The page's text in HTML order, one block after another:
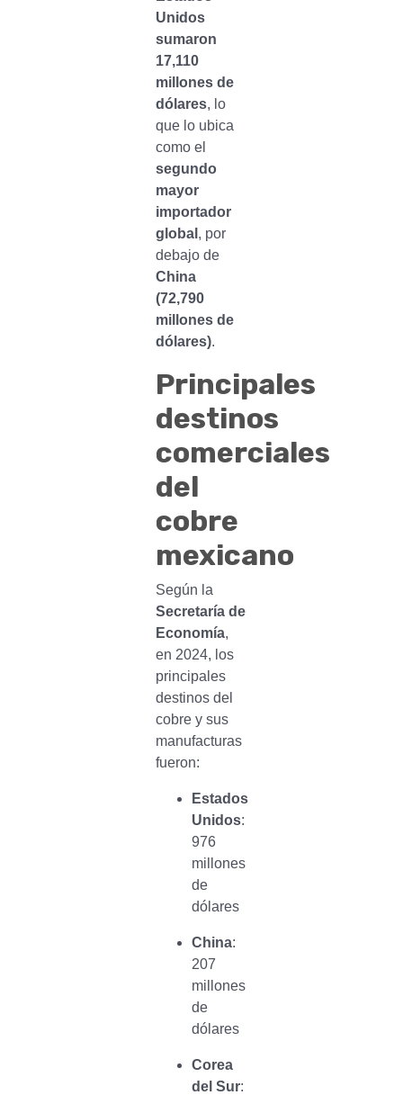
Unidos
sumaron
17,110
millones de
dólares, lo
que lo ubica
como el
segundo
mayor
importador
global , por
debajo de
China
(72,790
millones de
dólares).
Principales
destinos
comerciales
del
cobre
mexicano
Según la
Secretaría de
Economía,
en 2024, los
principales
destinos del
cobre y sus
manufacturas
fueron:
Estados
Unidos:
976
millones
de
dólares
China:
207
millones
de
dólares
Corea
del Sur: